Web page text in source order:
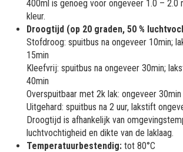
400ml is genoeg voor ongeveer 1.0 – 2.0
kleur.
Droogtijd (op 20 graden, 50 %
Stofdroog: spuitbus na ongeveer 10min;
15min
Kleefvrij: spuitbus na ongeveer 30min;
40min
Overspuitbaar met 2k lak: ongeveer 30min
Uitgehard: spuitbus na 2 uur, lakstift
Droogtijd is afhankelijk van
luchtvochtigheid en dikte van de laklaag.
Temperatuurbestendig: tot 80°C